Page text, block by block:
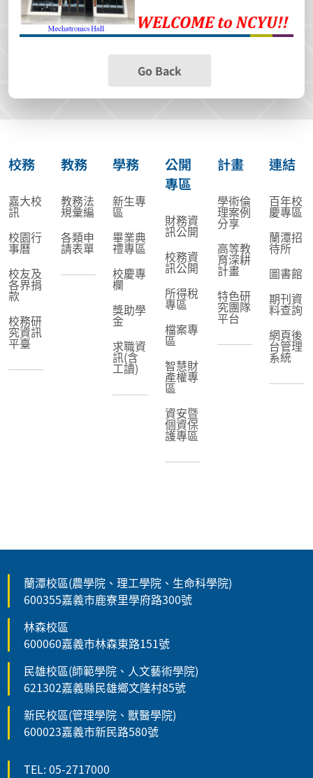
Go Back
校務
嘉大校
訊
校園行
事曆
校友及
各界捐
款
校務研
究資訊
平臺
教務
教務法
規彙編
各類申
請表單
學務
新生專
區
畢業典
禮專區
校慶專
欄
獎助學
金
求職資
訊(含
工讀)
公開
專區
財務資
訊公開
校務資
訊公開
所得稅
專區
檔案專
區
智慧財
產權專
區
資安暨
個資保
護專區
計畫
學術倫
理案例
分享
高等教
育深耕
計畫
特色研
究團隊
平台
連結
百年校
慶專區
蘭潭招
待所
圖書館
期刊資
料查詢
網頁後
台管理
系統
蘭潭校區(農學院、理工學院、生命科學院)
600355嘉義市鹿寮里學府路300號
林森校區
600060嘉義市林森東路151號
民雄校區(師範學院、人文藝術學院)
621302嘉義縣民雄鄉文隆村85號
新民校區(管理學院、獸醫學院)
600023嘉義市新民路580號
TEL: 05-2717000